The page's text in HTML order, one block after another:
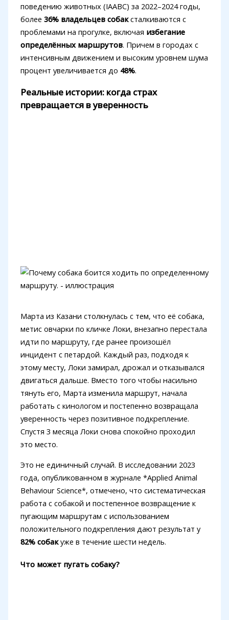
поведению животных (IAABC) за 2022–2024 годы,
более 36% владельцев собаксталкиваются с
проблемами на прогулке, включая избегание
определённых маршрутов. Причем в городах с
интенсивным движением и высоким уровнем шума
процент увеличивается до 48%.
Реальные истории: когда страх
превращается в уверенность
Марта из Казани столкнулась с тем, что её собака,
метис овчарки по кличке Локи, внезапно перестала
идти по маршруту, где ранее произошёл
инцидент с петардой. Каждый раз, подходя к
этому месту, Локи замирал, дрожал и отказывался
двигаться дальше. Вместо того чтобы насильно
тянуть его, Марта изменила маршрут, начала
работать с кинологом и постепенно возвращала
уверенность через позитивное подкрепление.
Спустя 3 месяца Локи снова спокойно проходил
это место.
Это не единичный случай. В исследовании 2023
года, опубликованном в журнале *Applied Animal
Behaviour Science*, отмечено, что систематическая
работа с собакой и постепенное возвращение к
пугающим маршрутам с использованием
положительного подкрепления дают результат у
82% собакуже в течение шести недель.
Что может пугать собаку?